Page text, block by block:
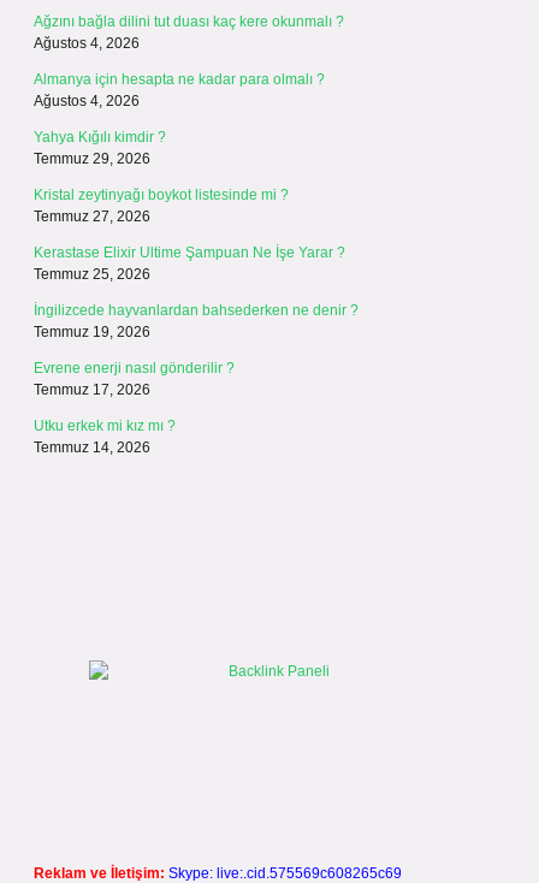
Ağzını bağla dilini tut duası kaç kere okunmalı ?
Ağustos 4, 2026
Almanya için hesapta ne kadar para olmalı ?
Ağustos 4, 2026
Yahya Kığılı kimdir ?
Temmuz 29, 2026
Kristal zeytinyağı boykot listesinde mi ?
Temmuz 27, 2026
Kerastase Elixir Ultime Şampuan Ne İşe Yarar ?
Temmuz 25, 2026
İngilizcede hayvanlardan bahsederken ne denir ?
Temmuz 19, 2026
Evrene enerji nasıl gönderilir ?
Temmuz 17, 2026
Utku erkek mi kız mı ?
Temmuz 14, 2026
Reklam ve İletişim: Skype: live:.cid.575569c608265c69